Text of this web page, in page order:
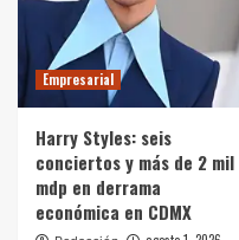
Empresarial
Harry Styles: seis
conciertos y más de 2 mil
mdp en derrama
económica en CDMX